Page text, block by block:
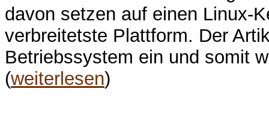
davon setzen auf einen Linux-
verbreitetste Plattform. Der
Betriebssystem ein und somit
(weiterlesen)